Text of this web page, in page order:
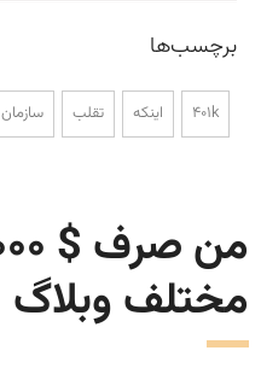
برچسب‌ها
401k اینکه تقلب سازمان
مختلف وبلاگ